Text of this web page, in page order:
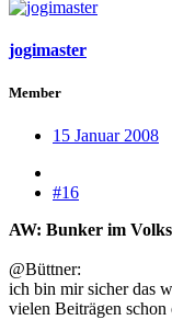
jogimaster
Member
15 Januar 2008
#16
AW: Bunker im
@Büttner:
ich bin mir sicher das
vielen Beiträgen